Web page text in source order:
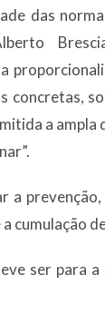
das
concretas,
a ampla
cumulação
ser para